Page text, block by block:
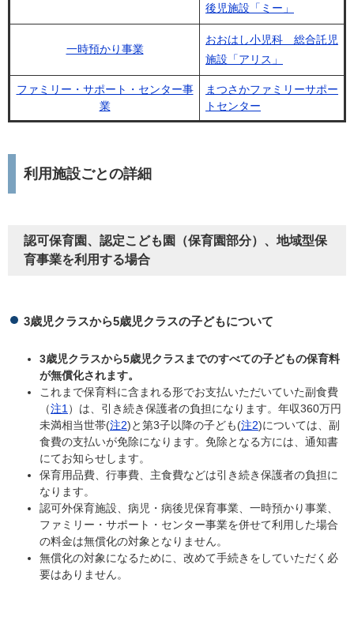
後児施設「ミー」
一時預かり事業
おおはし小児科 総合託児
施設「アリス」
ファミリー・サポート・センター事
業
まつさかファミリーサポー
トセンター
利用施設ごとの詳細
認可保育園、認定こども園（保育園部分）、地域型保
育事業を利用する場合
3歳児クラスから5歳児クラスの子どもについて
3歳児クラスから5歳児クラスまでのすべての子どもの保育料
が無償化されます。
これまで保育料に含まれる形でお支払いただいていた副食費
（注1 ）は、引き続き保護者の負担になります。年収360万円
未満相当世帯(注2)と第3子以降の子ども(注2)については、副
食費の支払いが免除になります。免除となる方には、通知書
にてお知らせします。
保育用品費、行事費、主食費などは引き続き保護者の負担に
なります。
認可外保育施設、病児・病後児保育事業、一時預かり事業、
ファミリー・サポート・センター事業を併せて利用した場合
の料金は無償化の対象となりません。
無償化の対象になるために、改めて手続きをしていただく必
要はありません。